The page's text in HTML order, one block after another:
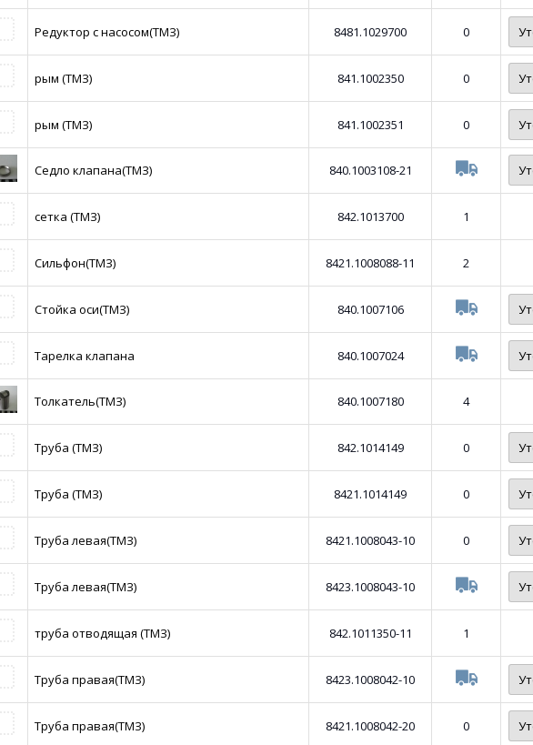
Редуктор с насосом(ТМЗ) 8481.1029700 0
рым (ТМЗ) 841.1002350 0
рым (ТМЗ) 841.1002351 0
Седло клапана(ТМЗ) 840.1003108-21
сетка (ТМЗ) 842.1013700 1
Сильфон(ТМЗ) 8421.1008088-11 2
Стойка оси(ТМЗ) 840.1007106
Тарелка клапана 840.1007024
Толкатель(ТМЗ) 840.1007180 4
Труба (ТМЗ) 842.1014149 0
Труба (ТМЗ) 8421.1014149 0
Труба левая(ТМЗ) 8421.1008043-10 0
Труба левая(ТМЗ) 8423.1008043-10
труба отводящая (ТМЗ) 842.1011350-11 1
Труба правая(ТМЗ) 8423.1008042-10
Труба правая(ТМЗ) 8421.1008042-20 0